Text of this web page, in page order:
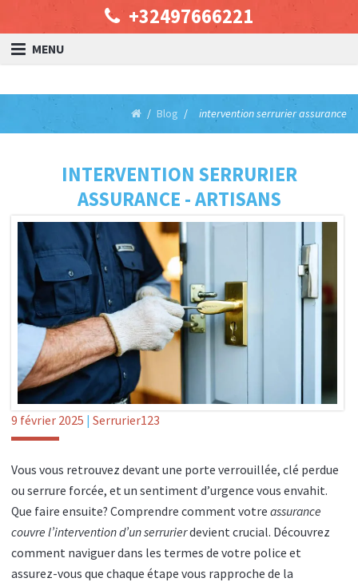
+32497666221
MENU
Blog intervention serrurier assurance
INTERVENTION SERRURIER
ASSURANCE - ARTISANS
9 février 2025 Serrurier123
Vous vous retrouvez devant une porte verrouillée, clé perdue
ou serrure forcée, et un sentiment d’urgence vous envahit.
Que faire ensuite? Comprendre comment votre assurance
couvre l’intervention d’un serrurierdevient crucial. Découvrez
comment naviguer dans les termes de votre police et
assurez-vous que chaque étape vous rapproche de la